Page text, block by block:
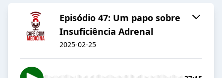
Episódio 47: Um papo sobre
Insuficiência Adrenal
2025-02-25